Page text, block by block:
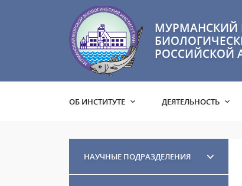
МУРМАНСКИЙ
РОССИЙСКОЙ
ОБ ИНСТИТУТЕ ДЕЯТЕЛЬНОСТЬ
НАУЧНЫЕ ПОДРАЗДЕЛЕНИЯ